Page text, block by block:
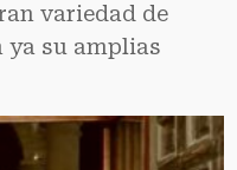
variedad de
su amplias